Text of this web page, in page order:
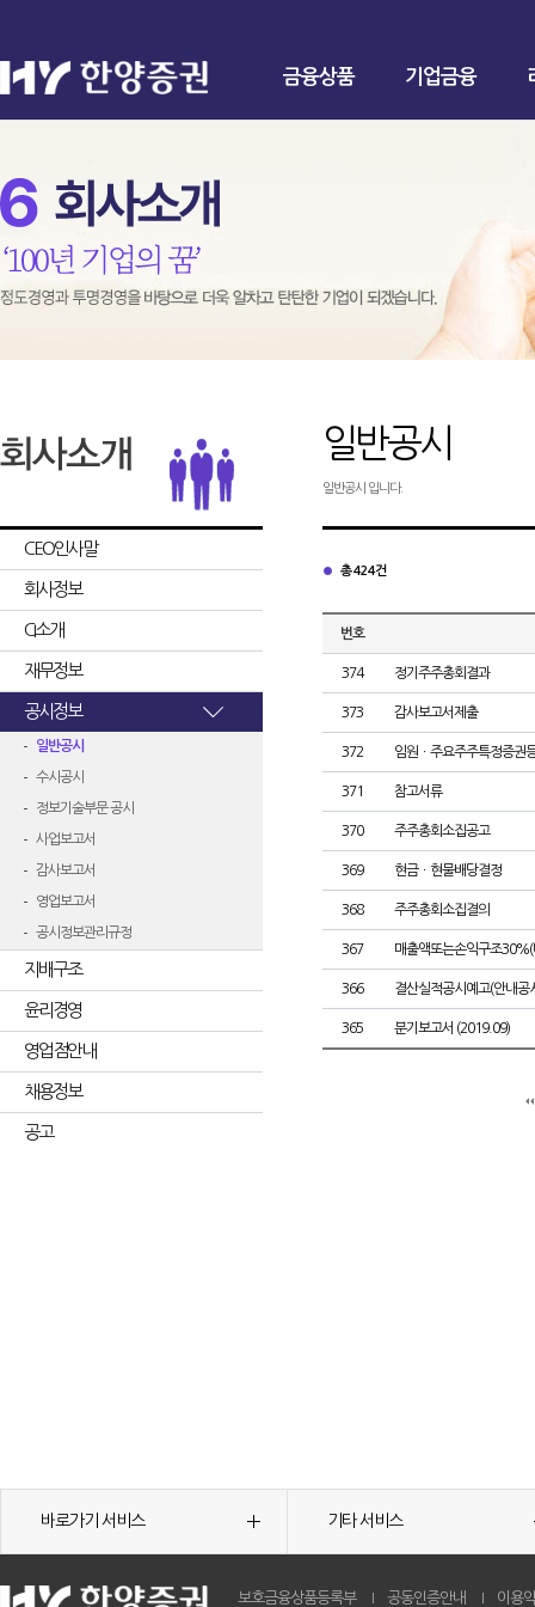
금융상품 기업금융
CEO인사말
회사정보
CI소개
재무정보
공시정보
일반공시
수시공시
정보기술부문 공시
사업보고서
감사보고서
영업보고서
공시정보관리규정
지배구조
윤리경영
영업점안내
채용정보
공고
일반공시
일반공시 입니다.
총 424건
번호
374 정기주주총회결과
373 감사보고서제출
372 임원ㆍ주요주주특정증권
371 참고서류
370 주주총회소집공고
369 현금ㆍ현물배당결정
368 주주총회소집결의
367 매출액또는손익구조
366 결산실적공시예고(안내공
365 분기보고서 (2019.09)
바로가기 서비스 기타 서비스
보호금융상품등록부 공동인증안내 이용